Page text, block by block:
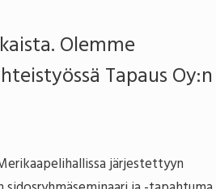
Olemme
Tapaus Oy:n
järjestettyyn